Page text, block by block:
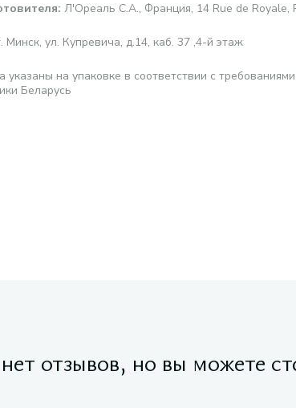
: Л'Ореаль С.А., Франция, 14 Rue de Royale,
ул. Купревича, д.14, каб. 37 ,4-й этаж
указаны на упаковке в соответствии с требованиями
Беларусь
отзывов, но вы можете